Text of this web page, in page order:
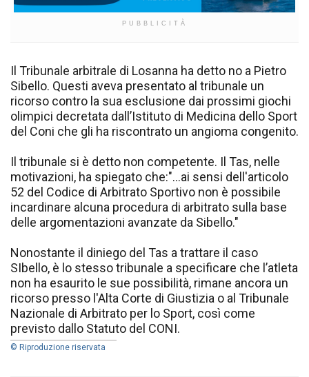
PUBBLICITÀ
Il Tribunale arbitrale di Losanna ha detto no a Pietro
Sibello. Questi aveva presentato al tribunale un
ricorso contro la sua esclusione dai prossimi giochi
olimpici decretata dall’Istituto di Medicina dello Sport
del Coni che gli ha riscontrato un angioma congenito.
Il tribunale si è detto non competente. Il Tas, nelle
motivazioni, ha spiegato che:"...ai sensi dell'articolo
52 del Codice di Arbitrato Sportivo non è possibile
incardinare alcuna procedura di arbitrato sulla base
delle argomentazioni avanzate da Sibello."
Nonostante il diniego del Tas a trattare il caso
SIbello, è lo stesso tribunale a specificare che l’atleta
non ha esaurito le sue possibilità, rimane ancora un
ricorso presso l'Alta Corte di Giustizia o al Tribunale
Nazionale di Arbitrato per lo Sport, così come
previsto dallo Statuto del CONI.
© Riproduzione riservata